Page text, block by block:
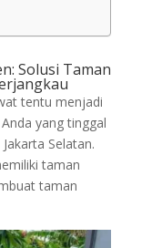
Solusi Taman
tentu menjadi
yang tinggal
Selatan.
taman
taman